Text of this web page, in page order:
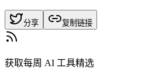
分享 复制链接
获取每周 AI 工具精选